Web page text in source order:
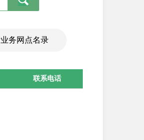
务网点名录
联系电话